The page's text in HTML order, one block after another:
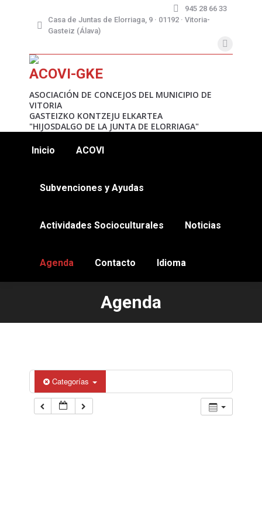
945 28 66 33
Casa de Juntas de Elorriaga, 9 · 01192 · Vitoria-
Gasteiz (Álava)
X
ACOVI-GKE
ASOCIACIÓN DE CONCEJOS DEL MUNICIPIO DE
VITORIA
GASTEIZKO KONTZEJU ELKARTEA
"HIJOSDALGO DE LA JUNTA DE ELORRIAGA"
Inicio ACOVI
Subvenciones y Ayudas
Actividades Socioculturales Noticias
Agenda Contacto Idioma
Agenda
Estás aquí:
Categorías